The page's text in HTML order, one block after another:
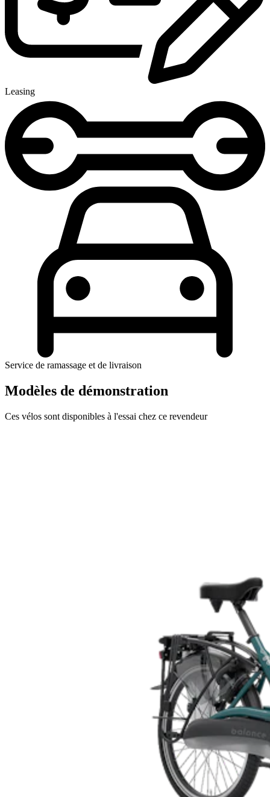
Leasing
Service de ramassage et de livraison
Modèles de démonstration
Ces vélos sont disponibles à l'essai chez ce revendeur